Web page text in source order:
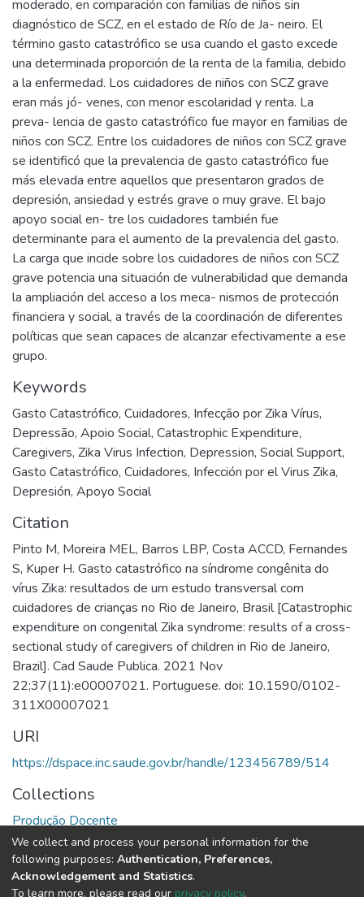
moderado, en comparación con familias de niños sin
diagnóstico de SCZ, en el estado de Río de Ja- neiro. El
término gasto catastrófico se usa cuando el gasto excede
una determinada proporción de la renta de la familia, debido
a la enfermedad. Los cuidadores de niños con SCZ grave
eran más jó- venes, con menor escolaridad y renta. La
preva- lencia de gasto catastrófico fue mayor en familias de
niños con SCZ. Entre los cuidadores de niños con SCZ grave
se identificó que la prevalencia de gasto catastrófico fue
más elevada entre aquellos que presentaron grados de
depresión, ansiedad y estrés grave o muy grave. El bajo
apoyo social en- tre los cuidadores también fue
determinante para el aumento de la prevalencia del gasto.
La carga que incide sobre los cuidadores de niños con SCZ
grave potencia una situación de vulnerabilidad que demanda
la ampliación del acceso a los meca- nismos de protección
financiera y social, a través de la coordinación de diferentes
políticas que sean capaces de alcanzar efectivamente a ese
grupo.
Keywords
Gasto Catastrófico, Cuidadores, Infecção por Zika Vírus,
Depressão, Apoio Social, Catastrophic Expenditure,
Caregivers, Zika Virus Infection, Depression, Social Support,
Gasto Catastrófico, Cuidadores, Infección por el Virus Zika,
Depresión, Apoyo Social
Citation
Pinto M, Moreira MEL, Barros LBP, Costa ACCD, Fernandes
S, Kuper H. Gasto catastrófico na síndrome congênita do
vírus Zika: resultados de um estudo transversal com
cuidadores de crianças no Rio de Janeiro, Brasil [Catastrophic
expenditure on congenital Zika syndrome: results of a cross-
sectional study of caregivers of children in Rio de Janeiro,
Brazil]. Cad Saude Publica. 2021 Nov
22;37(11):e00007021. Portuguese. doi: 10.1590/0102-
311X00007021
URI
https://dspace.inc.saude.gov.br/handle/123456789/514
Collections
Produção Docente
Full item page
We collect and process your personal information for the
following purposes: Authentication, Preferences,
Acknowledgement and Statistics.
To learn more, please read our privacy policy.